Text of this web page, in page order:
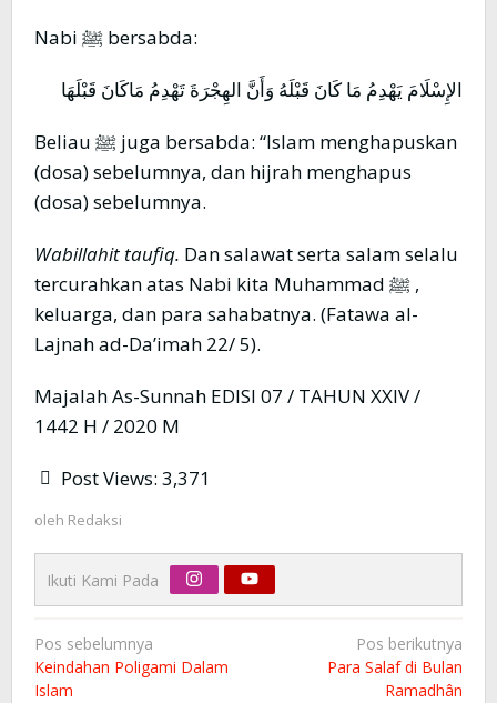
Nabi ﷺ bersabda:
الإِسْلَامَ يَهْدِمُ مَا كَانَ قَبْلَهُ وَأَنَّ الهِجْرَةَ تَهْدِمُ مَاكَانَ قَبْلَهَا
Beliau ﷺ juga bersabda: “Islam menghapuskan
(dosa) sebelumnya, dan hijrah menghapus
(dosa) sebelumnya.
Wabillahit taufiq. Dan salawat serta salam selalu
tercurahkan atas Nabi kita Muhammad ﷺ ,
keluarga, dan para sahabatnya. (Fatawa al-
Lajnah ad-Da’imah 22/ 5).
Majalah As-Sunnah EDISI 07 / TAHUN XXIV /
1442 H / 2020 M
Post Views: 3,371
oleh Redaksi
Ikuti Kami Pada
Navigasi
pos
Pos sebelumnya
Keindahan Poligami Dalam
Islam
Pos berikutnya
Para Salaf di Bulan
Ramadhân